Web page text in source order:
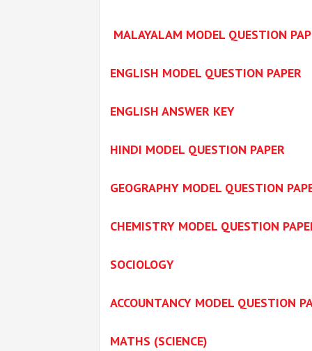
MALAYALAM MODEL QUESTION
ENGLISH MODEL QUESTION PAPER
ENGLISH ANSWER KEY
HINDI MODEL QUESTION PAPER
GEOGRAPHY MODEL QUESTION
CHEMISTRY MODEL QUESTION
SOCIOLOGY
ACCOUNTANCY MODEL QUESTION
MATHS (SCIENCE)